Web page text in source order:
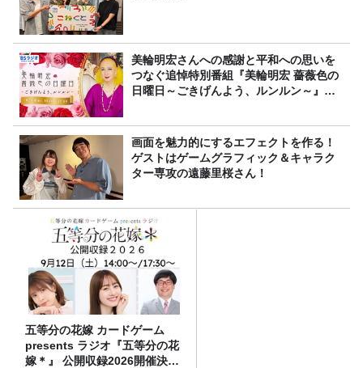
美輪明宏さんへの感謝と平和への思いを
つなぐ追悼特別番組『美輪明宏 薔薇色の
日曜日～ごきげんよう、ルンルン～』
画面を魅力的にするエフェクトを作る！
ゲストはゲームグラフィック＆キャラク
ター専攻の遠藤里桜さん！
五等分の花嫁 カードゲーム
presents ラジオ『五等分の花
嫁＊』 公開収録2026開催決